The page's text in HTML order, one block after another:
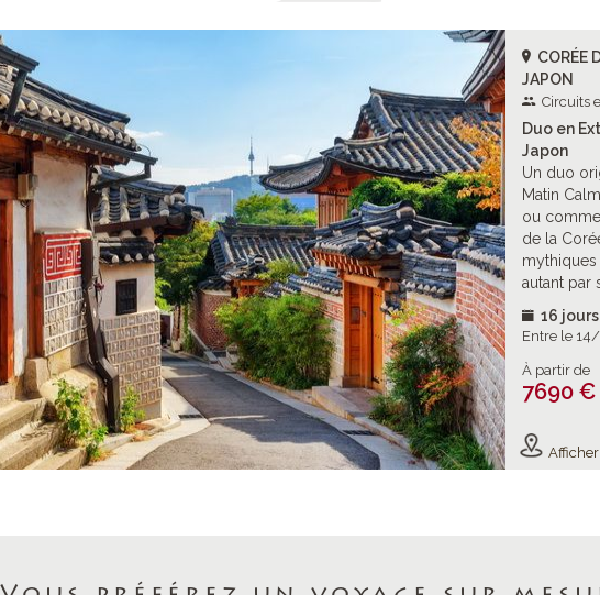
CORÉE
JAPON
Circuits
Duo en
Japon
Un duo
Matin
ou
de la
autant par
16
Entre le
À partir de
7690 €
Afficher